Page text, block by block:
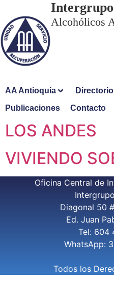
Alcohólicos
AA Antioquia
Publicaciones
Contacto
LOS ANDES
VIVIENDO
Oficina Central de
Diagonal 50
Ed. Juan
Tel: 604
WhatsApp:
Todos los